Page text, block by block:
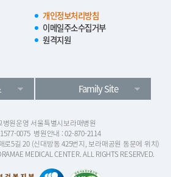
개인정보처리방침
이메일주소수집거부
원격지원
Family Site
병원운영 서울특별시보라매병원
0075 병원안내 : 02-870-2114
로5길 20 (신대방동 425번지, 보라매공원 동문에 위치)
MEDICAL CENTER. ALL RIGHTS RESERVED.